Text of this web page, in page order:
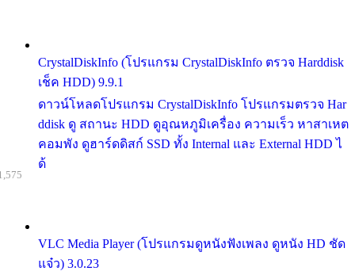
CrystalDiskInfo (โปรแกรม CrystalDiskInfo ตรวจ Harddisk
เช็ค HDD) 9.9.1
ดาวน์โหลดโปรแกรม CrystalDiskInfo โปรแกรมตรวจ Har
ddisk ดู สถานะ HDD ดูอุณหภูมิเครื่อง ความเร็ว หาสาเหต
คอมพัง ดูฮาร์ดดิสก์ SSD ทั้ง Internal และ External HDD ไ
ด้
VLC Media Player (โปรแกรมดูหนังฟังเพลง ดูหนัง HD ชัด
แจ๋ว) 3.0.23